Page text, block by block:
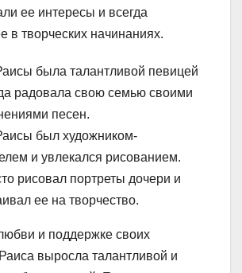
ее интересы и всегда
в творческих начинаниях.
была талантливой певицей
радовала свою семью своими
песен.
был художником-
и увлекался рисованием.
рисовал портреты дочери и
ее на творчество.
и поддержке своих
выросла талантливой и